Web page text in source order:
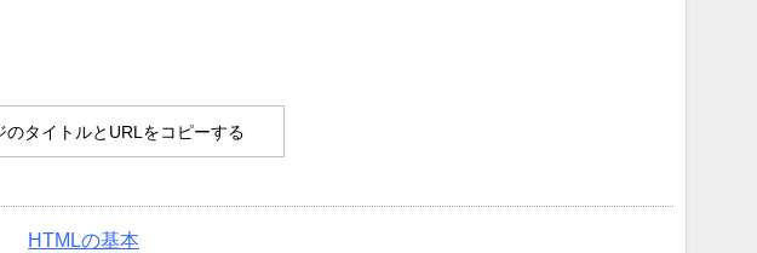
のタイトルとURLをコピーする
HTMLの基本